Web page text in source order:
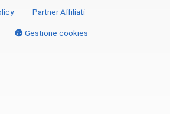
Partner Affiliati
Gestione cookies